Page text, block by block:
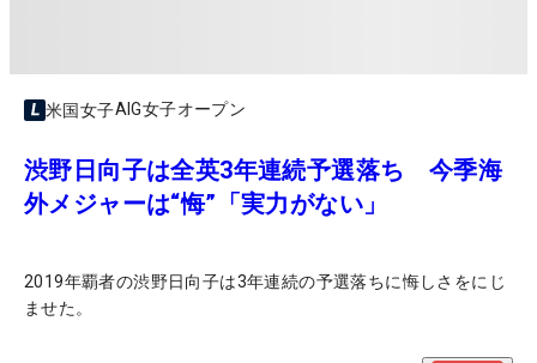
米国女子AIG女子オープン
渋野日向子は全英3年連続予選落ち 今季海
外メジャーは“悔”「実力がない」
2019年覇者の渋野日向子は3年連続の予選落ちに悔しさをにじ
ませた。